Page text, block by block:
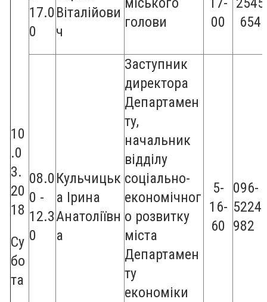
10
.0
3.
20
18
Су
бо
та
17.0
0
Віталійови
ч
голови
00
654
08.0
0 -
12.3
0
Кульчицьк
а Ірина
Анатоліївн
а
Заступник
директора
Департамен
ту,
начальник
відділу
соціально-
економічног
о розвитку
міста
Департамен
ту
економіки
5-
16-
60
096-
5224
982